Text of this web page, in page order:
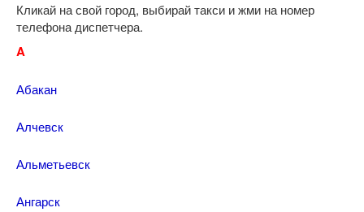
Кликай на свой город, выбирай такси и жми на номер
телефона диспетчера.
A
Абакан
Алчевск
Альметьевск
Ангарск